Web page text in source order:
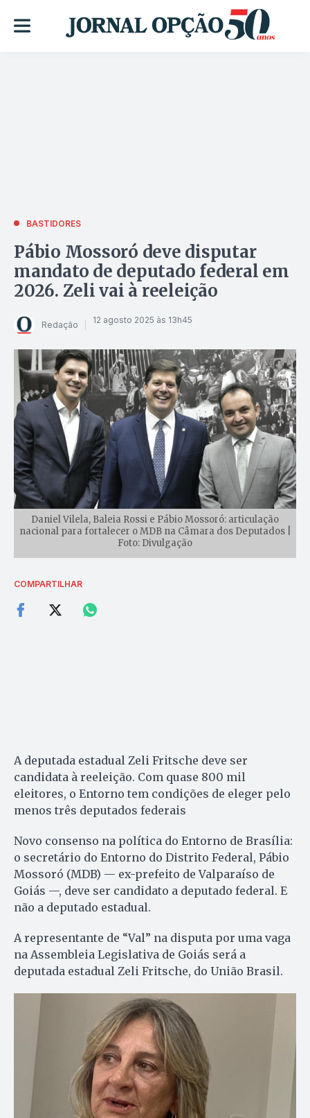
BASTIDORES
Pábio Mossoró deve disputar
mandato de deputado federal em
2026. Zeli vai à reeleição
Redação 12 agosto 2025 às 13h45
Daniel Vilela, Baleia Rossi e Pábio Mossoró: articulação
nacional para fortalecer o MDB na Câmara dos Deputados |
Foto: Divulgação
COMPARTILHAR
A deputada estadual Zeli Fritsche deve ser
candidata à reeleição. Com quase 800 mil
eleitores, o Entorno tem condições de eleger pelo
menos três deputados federais
Novo consenso na política do Entorno de Brasília:
o secretário do Entorno do Distrito Federal, Pábio
Mossoró (MDB) — ex-prefeito de Valparaíso de
Goiás —, deve ser candidato a deputado federal. E
não a deputado estadual.
A representante de “Val” na disputa por uma vaga
na Assembleia Legislativa de Goiás será a
deputada estadual Zeli Fritsche, do União Brasil.